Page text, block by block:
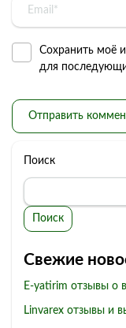
Сохранить моё
для
Поиск
Поиск
Свежие
E-yatirim отзывы о
Linvarex отзывы и